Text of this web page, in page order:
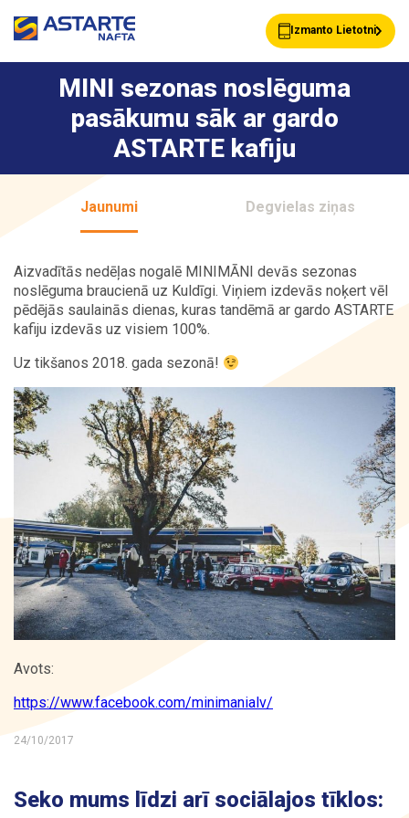
Izmanto Lietotni
Akcijas Jaunumi
Uzpildes stacijas Klientu Kartes
Pakalpojumi Astarte Bizness
Vairumtirdzniecība
Kontakti
MINI sezonas noslēguma
pasākumu sāk ar gardo
ASTARTE kafiju
Jaunumi Degvielas ziņas
Aizvadītās nedēļas nogalē MINIMĀNI devās sezonas
noslēguma braucienā uz Kuldīgi. Viņiem izdevās noķert vēl
pēdējās saulainās dienas, kuras tandēmā ar gardo ASTARTE
kafiju izdevās uz visiem 100%.
Uz tikšanos 2018. gada sezonā!
Avots:
https://www.facebook.com/minimanialv/
24/10/2017
Seko mums līdzi arī sociālajos tīklos: